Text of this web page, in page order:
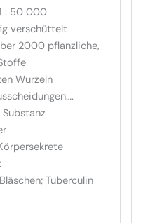
: 50 000
verschüttelt
2000 pflanzliche,
Wurzeln
Tuberculin